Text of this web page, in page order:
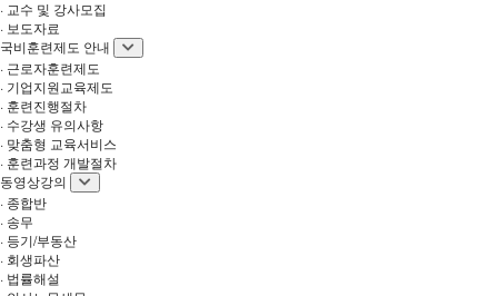
· 교수 및 강사모집
· 보도자료
국비훈련제도 안내
· 근로자훈련제도
· 기업지원교육제도
· 훈련진행절차
· 수강생 유의사항
· 맞춤형 교육서비스
· 훈련과정 개발절차
동영상강의
· 종합반
· 송무
· 등기/부동산
· 회생파산
· 법률해설